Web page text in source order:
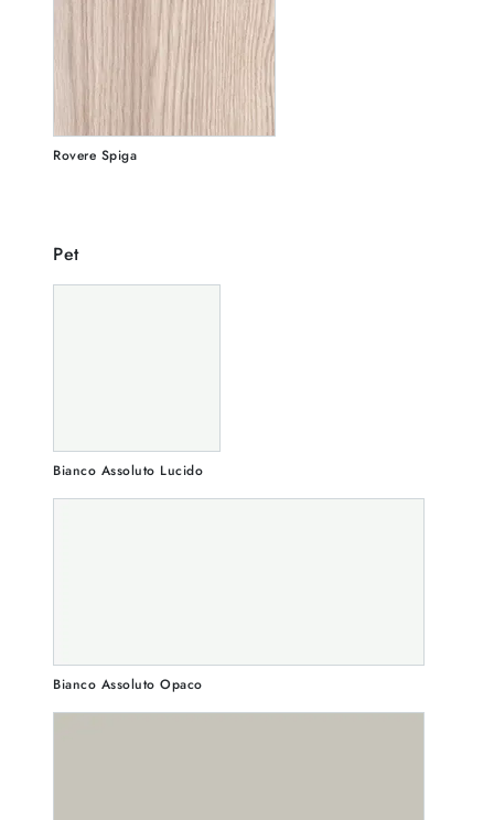
Rovere Spiga
Pet
Bianco Assoluto Lucido
Bianco Assoluto Opaco